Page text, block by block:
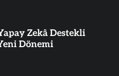
Zekâ Destekli
Dönemi